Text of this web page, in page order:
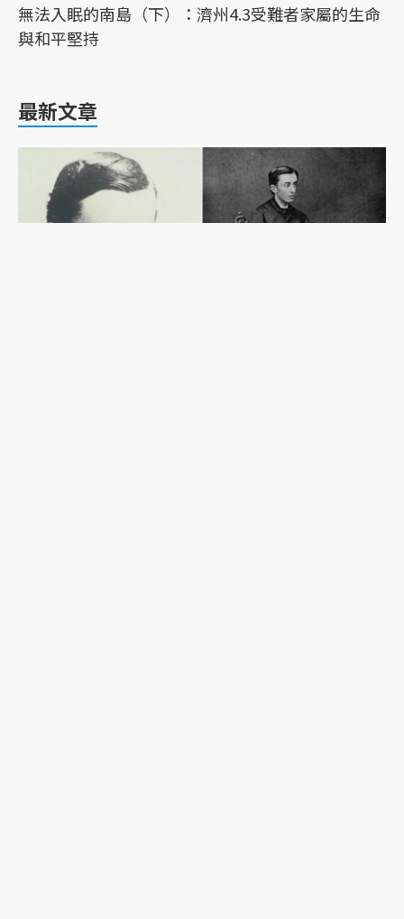
無法入眠的南島（下）：濟州4.3受難者家屬的生命
與和平堅持
最新文章